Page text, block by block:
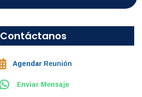
Contáctanos
Agendar Reunión
Enviar Mensaje